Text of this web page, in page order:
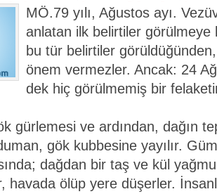
MÖ.79 yılı, Ağustos ayı.
anlatan ilk belirtiler görülmeye
bu tür belirtiler
önem vermezler. Ancak: 24
dek hiç görülmemiş bir
gürlemesi ve ardından, dağın
gök kubbesine yayılır.
dağdan bir taş ve kül
havada ölüp yere düşerler.